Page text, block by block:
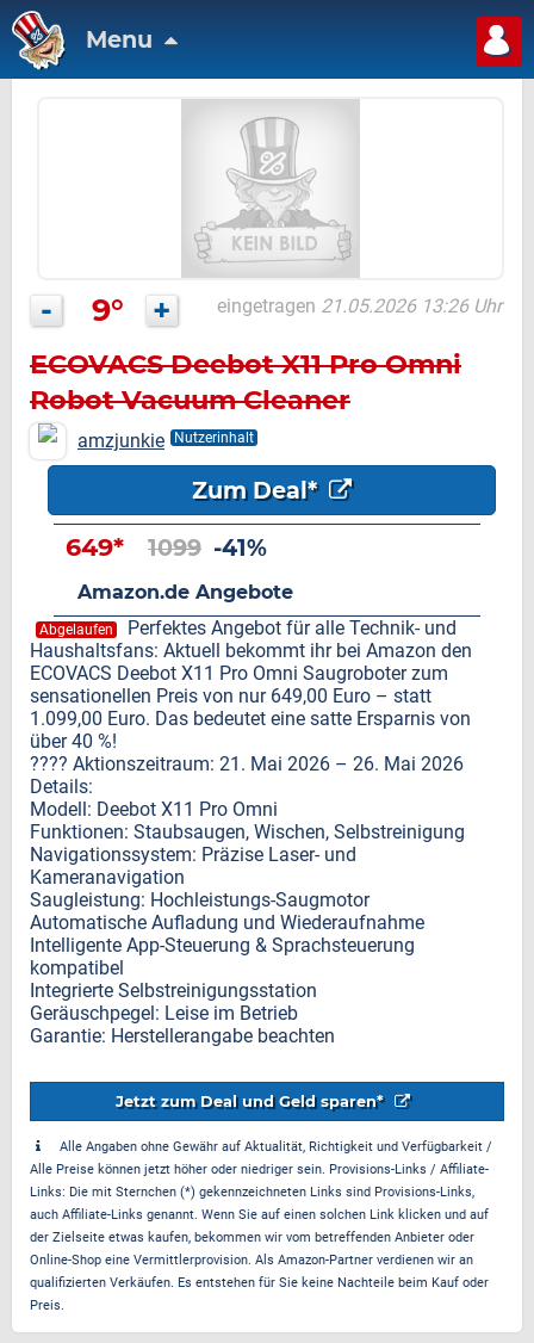
Menu
- 9° + eingetragen 21.05.2026 13:26 Uhr
ECOVACS Deebot X11 Pro Omni
Robot Vacuum Cleaner
amzjunkie Nutzerinhalt
Zum Deal*
649* 1099 -41%
Amazon.de Angebote
Abgelaufen
Perfektes Angebot für alle Technik- und
Haushaltsfans: Aktuell bekommt ihr bei Amazon den
ECOVACS Deebot X11 Pro Omni Saugroboter zum
sensationellen Preis von nur 649,00 Euro – statt
1.099,00 Euro. Das bedeutet eine satte Ersparnis von
über 40 %!
???? Aktionszeitraum: 21. Mai 2026 – 26. Mai 2026
Details:
Modell: Deebot X11 Pro Omni
Funktionen: Staubsaugen, Wischen, Selbstreinigung
Navigationssystem: Präzise Laser- und
Kameranavigation
Saugleistung: Hochleistungs-Saugmotor
Automatische Aufladung und Wiederaufnahme
Intelligente App-Steuerung & Sprachsteuerung
kompatibel
Integrierte Selbstreinigungsstation
Geräuschpegel: Leise im Betrieb
Garantie: Herstellerangabe beachten
Jetzt zum Deal und Geld sparen*
Alle Angaben ohne Gewähr auf Aktualität, Richtigkeit und Verfügbarkeit /
Alle Preise können jetzt höher oder niedriger sein. Provisions-Links / Affiliate-
Links: Die mit Sternchen (*) gekennzeichneten Links sind Provisions-Links,
auch Affiliate-Links genannt. Wenn Sie auf einen solchen Link klicken und auf
der Zielseite etwas kaufen, bekommen wir vom betreffenden Anbieter oder
Online-Shop eine Vermittlerprovision. Als Amazon-Partner verdienen wir an
qualifizierten Verkäufen. Es entstehen für Sie keine Nachteile beim Kauf oder
Preis.